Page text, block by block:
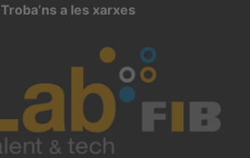
Troba’ns a les xarxes